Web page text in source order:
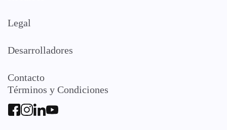
Legal
Desarrolladores
Contacto
Términos y Condiciones